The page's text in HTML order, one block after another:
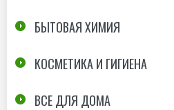
БЫТОВАЯ ХИМИЯ
КОСМЕТИКА И ГИГИЕНА
ВСЕ ДЛЯ ДОМА